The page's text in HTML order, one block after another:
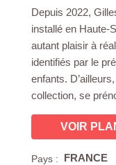
Depuis 2022,
installé en Haute-
autant plaisir à
identifiés par le
enfants.
collection, se
VOIR
Pays : FRANCE